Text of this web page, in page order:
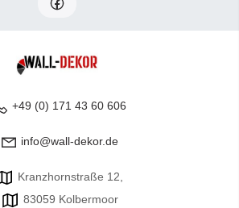
+49 (0) 171 43 60 606
info@wall-dekor.de
Kranzhornstraße 12,
83059 Kolbermoor